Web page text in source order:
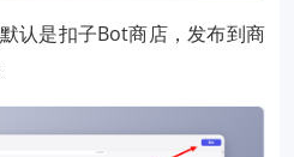
认是扣子Bot商店，发布到商